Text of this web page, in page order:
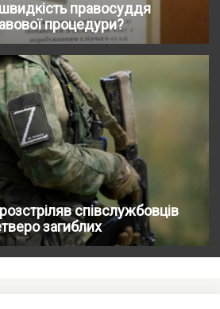
правосуддя
процедури?
співслужбовців
загиблих